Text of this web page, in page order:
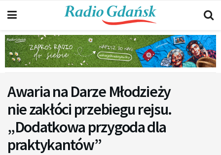
Awaria na Darze Młodzieży
nie zakłóci przebiegu rejsu.
„Dodatkowa przygoda dla
praktykantów”